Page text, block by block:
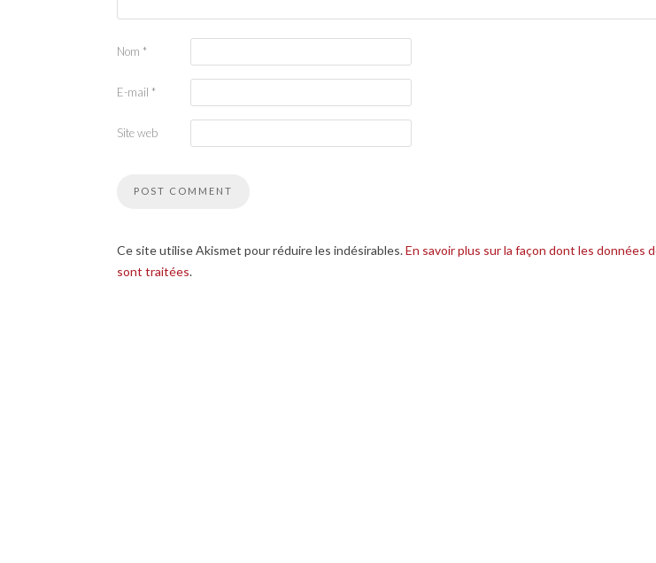
Nom *
E-mail *
Site web
Ce site utilise Akismet pour réduire les indésirables.En savoir plus sur la façon dont les données
sont traitées.